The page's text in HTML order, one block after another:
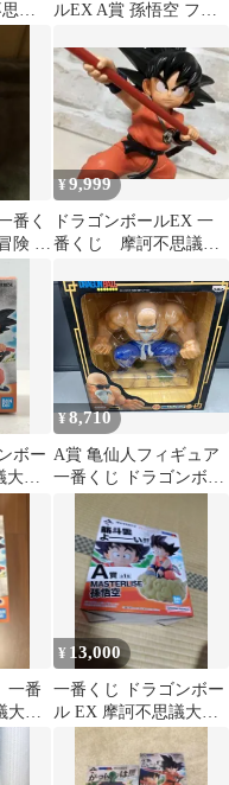
議
賞
ルEX A賞 孫悟空 フィ
番く
険 A
¥9,999
ドラゴンボールEX 一
番くじ 摩訶不思議大
ボー
大冒
ギュ
¥8,710
A賞 亀仙人フィギュア
一番くじ ドラゴンボｰ
チャｰ編 ドラゴンボｰル
摩訶不思議大冒険
一番
冒
フ
封
¥ 13,000
一番くじ ドラゴンボー
ル EX 摩訶不思議大冒
険 A賞 孫悟空 hiro